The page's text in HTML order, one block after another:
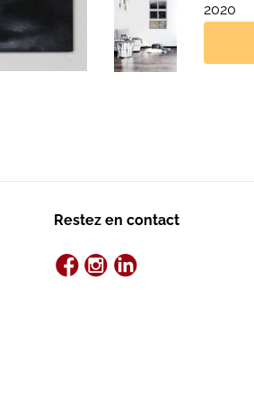
2020
Restez en contact